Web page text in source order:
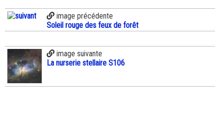
image précédente
Soleil rouge des feux de forêt
image suivante
La nurserie stellaire S106